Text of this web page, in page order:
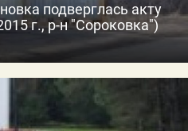
подверглась акту
г., р-н "Сороковка")